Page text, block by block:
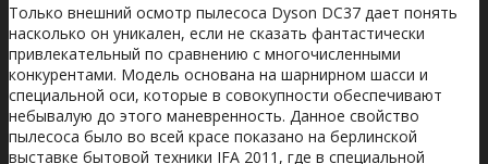
Только внешний осмотр пылесоса Dyson DC37 дает понять
насколько он уникален, если не сказать фантастически
привлекательный по сравнению с многочисленными
конкурентами. Модель основана на шарнирном шасси и
специальной оси, которые в совокупности обеспечивают
небывалую до этого маневренность. Данное свойство
пылесоса было во всей красе показано на берлинской
выставке бытовой техники IFA 2011, где в специальной